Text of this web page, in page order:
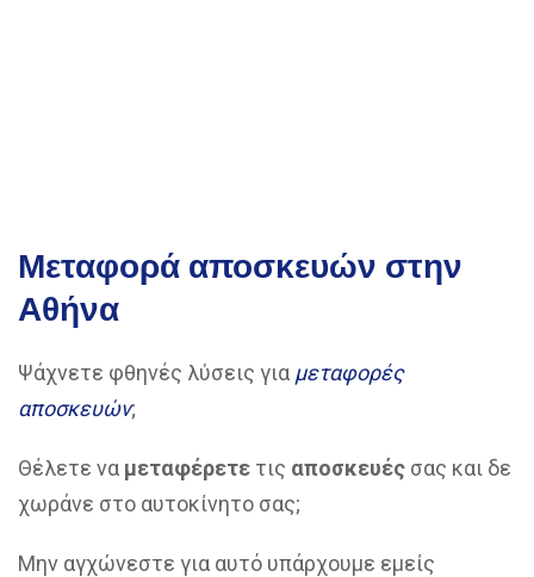
Μεταφορά αποσκευών στην
Αθήνα
Ψάχνετε φθηνές λύσεις για μεταφορές
αποσκευών;
Θέλετε να μεταφέρετε τις αποσκευές σας και δε
χωράνε στο αυτοκίνητο σας;
Μην αγχώνεστε για αυτό υπάρχουμε εμείς